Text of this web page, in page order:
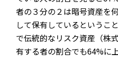
者の３分の２は暗号資産を
して保有しているというこ
で伝統的なリスク資産（株
有する者の割合でも64%に上